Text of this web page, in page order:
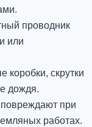
проводник
или
коробки, скрутки
дождя.
повреждают при
работах.